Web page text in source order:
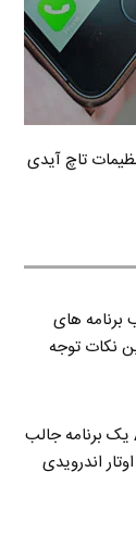
های
نکات توجه
Androidify یک برنامه جالب
اندرویدی